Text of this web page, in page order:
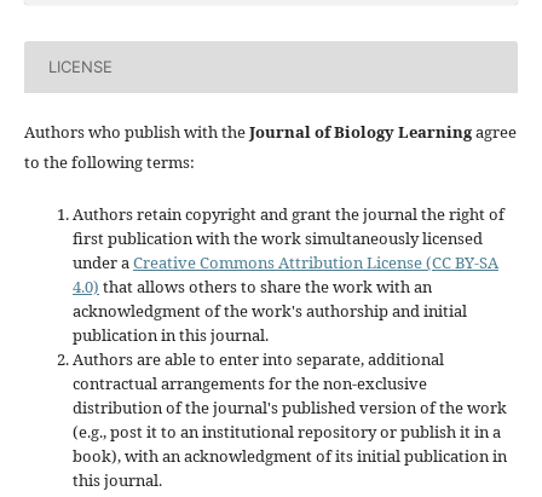
LICENSE
Authors who publish with theJournal of Biology Learningagree
to the following terms:
Authors retain copyright and grant the journal the right of
first publication with the work simultaneously licensed
under aCreative Commons Attribution License (CC BY-SA
4.0) that allows others to share the work with an
acknowledgment of the work's authorship and initial
publication in this journal.
Authors are able to enter into separate, additional
contractual arrangements for the non-exclusive
distribution of the journal's published version of the work
(e.g., post it to an institutional repository or publish it in a
book), with an acknowledgment of its initial publication in
this journal.